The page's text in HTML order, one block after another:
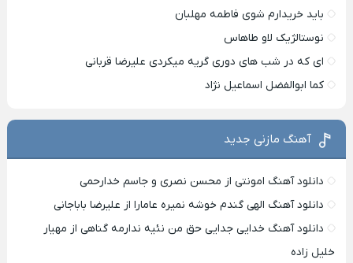
باید خریدارم شوی فاطمه مهلبان
نوستالژیک لاو طاهاس
ای که در شب های دوری گریه میکردی علیرضا قربانی
کما ابوالفضل اسماعیل نژاد
آهنگ مازنی جدید
دانلود آهنگ امونتی از محسن نصری و جاسم خدارحمی
دانلود آهنگ الهی گندم خوشه نمیره عامارا از علیرضا باباجانی
دانلود آهنگ خدایی جدایی حق من نئیه ندارمه گناهی از مهیار
خلیل زاده